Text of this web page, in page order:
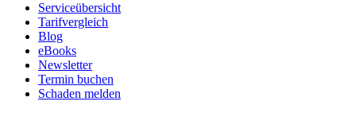
Serviceübersicht
Tarifvergleich
Blog
eBooks
Newsletter
Termin buchen
Schaden melden